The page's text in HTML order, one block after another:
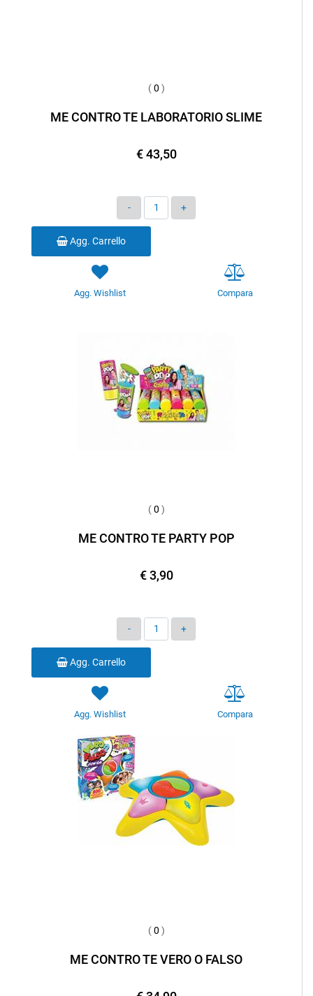
(0 )
ME CONTRO TE LABORATORIO SLIME
€ 43,50
Quantità
Agg. Carrello
Agg. Wishlist Compara
(0 )
ME CONTRO TE PARTY POP
€ 3,90
Quantità
Agg. Carrello
Agg. Wishlist Compara
(0 )
ME CONTRO TE VERO O FALSO